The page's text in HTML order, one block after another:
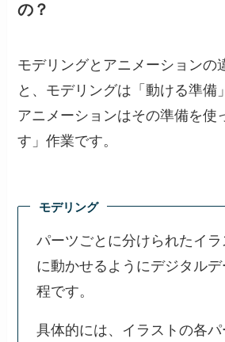
の？
モデリングとアニメーションの
と、モデリングは「動ける準備
アニメーションはその準備を使
す」作業です。
モデリング
パーツごとに分けられたイ
に動かせるようにデジタル
程です。
具体的には、イラストの各パ